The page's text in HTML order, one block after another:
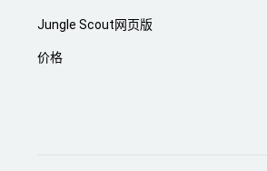
Jungle Scout网页版
价格